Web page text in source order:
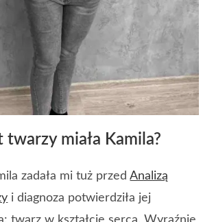
twarzy miała Kamila?
zadała mi tuż przedAnalizą
i diagnoza potwierdziła jej